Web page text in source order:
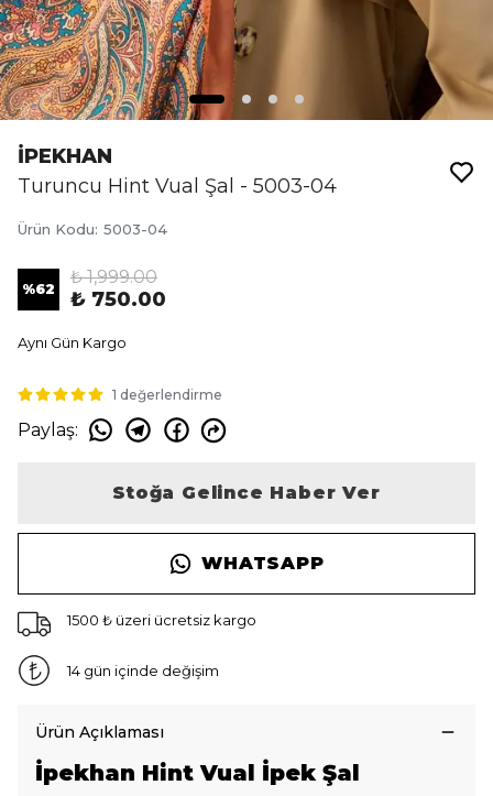
İPEKHAN
Turuncu Hint Vual Şal - 5003-04
Ürün Kodu: 5003-04
%62
₺ 1,999.00
₺ 750.00
Aynı Gün Kargo
1 değerlendirme
Paylaş:
Stoğa Gelince Haber Ver
WHATSAPP
1500 ₺ üzeri ücretsiz kargo
14 gün içinde değişim
Ürün Açıklaması
İpekhan Hint Vual İpek Şal